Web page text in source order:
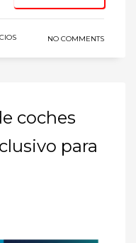
NO COMMENTS
coches
para